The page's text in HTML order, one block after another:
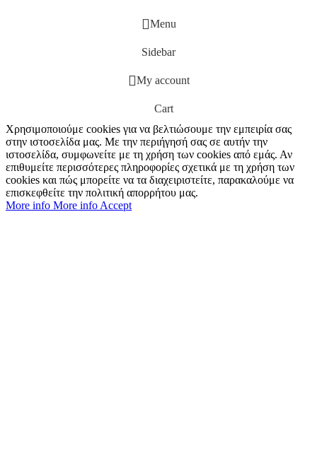
Menu
Sidebar
My account
Cart
Χρησιμοποιούμε cookies για να βελτιώσουμε την εμπειρία σας
στην ιστοσελίδα μας. Με την περιήγησή σας σε αυτήν την
ιστοσελίδα, συμφωνείτε με τη χρήση των cookies από εμάς. Αν
επιθυμείτε περισσότερες πληροφορίες σχετικά με τη χρήση των
cookies και πώς μπορείτε να τα διαχειριστείτε, παρακαλούμε να
επισκεφθείτε την πολιτική απορρήτου μας.
More info More info Accept